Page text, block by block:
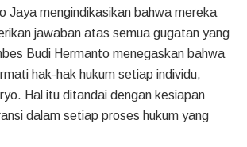
Jaya mengindikasikan bahwa mereka
jawaban atas semua gugatan yang
Budi Hermanto menegaskan bahwa
hak-hak hukum setiap individu,
Hal itu ditandai dengan kesiapan
dalam setiap proses hukum yang